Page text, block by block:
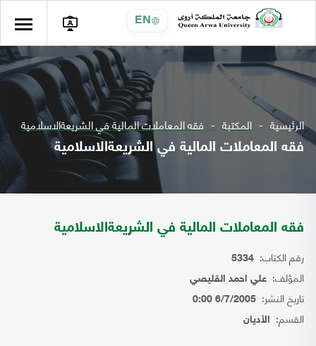
EN
الرئيسية المكتبة فقه المعاملات المالية في الشريعةالاسلامية
فقه المعاملات المالية في الشريعةالاسلامية
فقه المعاملات المالية في الشريعةالاسلامية
رقم الكتاب: 5334
المؤلف: علي احمد القليصي
تاريخ النشر: 6/7/2005 0:00
القسم: الأديان